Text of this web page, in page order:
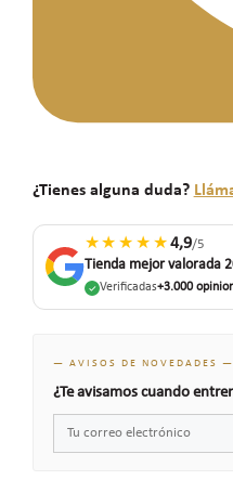
¿Tienes alguna duda?
★★★★★4,9/5
Tienda mejor valorada
Verificadas+3.000
— AVISOS DE NOVEDADES —
¿Te avisamos cuando